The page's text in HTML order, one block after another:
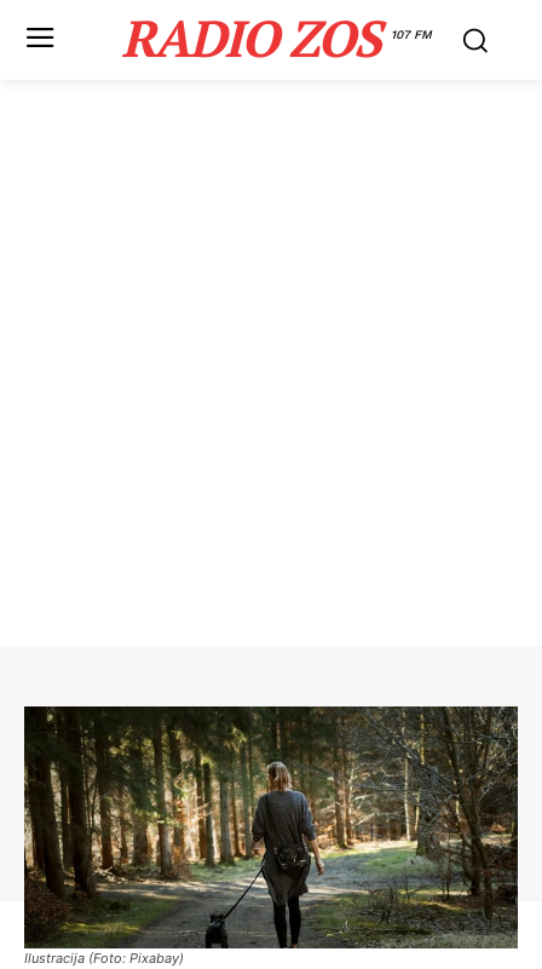
RADIO ZOS 107 FM
Ilustracija (Foto: Pixabay)